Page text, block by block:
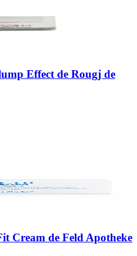
Effect de Rougj de
Cream de Feld Apotheke